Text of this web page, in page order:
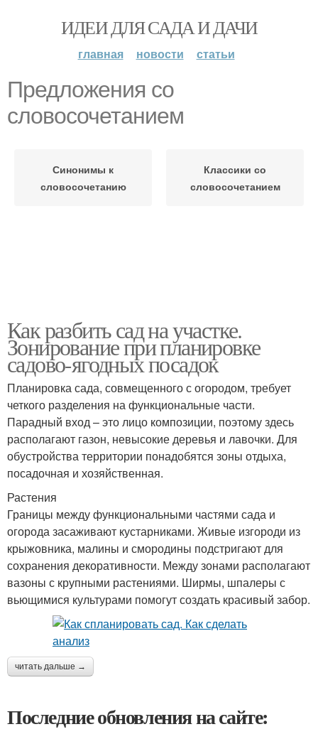
ИДЕИ ДЛЯ САДА И ДАЧИ
главная новости статьи
Предложения со
словосочетанием
Синонимы к
словосочетанию
Классики со
словосочетанием
Как разбить сад на участке.
Зонирование при планировке
садово-ягодных посадок
Планировка сада, совмещенного с огородом, требует
четкого разделения на функциональные части.
Парадный вход – это лицо композиции, поэтому здесь
располагают газон, невысокие деревья и лавочки. Для
обустройства территории понадобятся зоны отдыха,
посадочная и хозяйственная.
Растения
Границы между функциональными частями сада и
огорода засаживают кустарниками. Живые изгороди из
крыжовника, малины и смородины подстригают для
сохранения декоративности. Между зонами располагают
вазоны с крупными растениями. Ширмы, шпалеры с
вьющимися культурами помогут создать красивый забор.
читать дальше →
Последние обновления на сайте: